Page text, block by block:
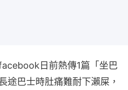
日前熱傳1篇「坐巴
途巴士時肚痛難耐下瀨屎，